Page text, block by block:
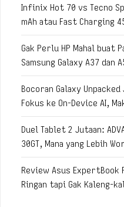
Infinix Hot 70 vs Tecno
mAh atau Fast Charging
Gak Perlu HP Mahal buat
Samsung Galaxy A37 dan
Bocoran Galaxy
Fokus ke On-Device AI,
Duel Tablet 2 Jutaan:
30GT, Mana yang Lebih
Review Asus ExpertBook
Ringan tapi Gak Kaleng-